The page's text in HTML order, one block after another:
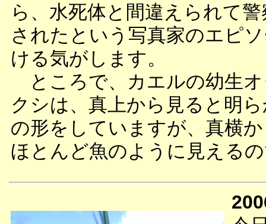
ら、水死体と間違えられて
されたという写真家のエピ
ける気がします。
ところで、カエルの幼生
クシは、真上から見ると明
の形をしていますが、真横
ほとんど魚のように見える